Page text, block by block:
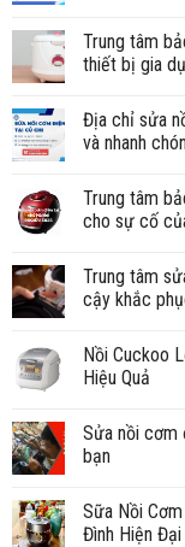
Trung tâm
thiết bị gia
Địa chỉ sửa
và nhanh
Trung tâm
cho sự cố
Trung tâm
cậy khắc
Nồi Cuckoo
Hiệu Quả
Sửa nồi cơm
bạn
Sữa Nồi
Đình Hiện Đại